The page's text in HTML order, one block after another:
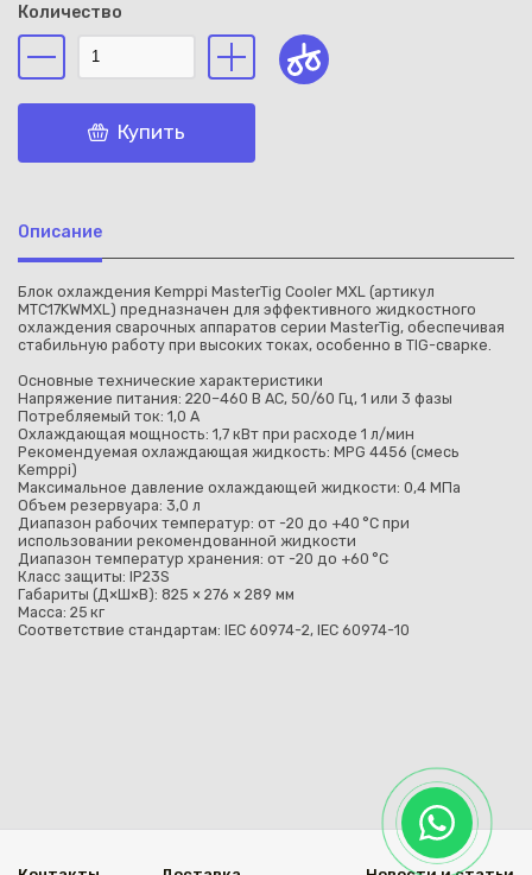
Количество
Купить
Описание
Блок охлаждения Kemppi MasterTig Cooler MXL (артикул
MTC17KWMXL) предназначен для эффективного жидкостного
охлаждения сварочных аппаратов серии MasterTig, обеспечивая
стабильную работу при высоких токах, особенно в TIG-сварке.
Основные технические характеристики
Напряжение питания: 220–460 В AC, 50/60 Гц, 1 или 3 фазы
Потребляемый ток: 1,0 А
Охлаждающая мощность: 1,7 кВт при расходе 1 л/мин
Рекомендуемая охлаждающая жидкость: MPG 4456 (смесь
Kemppi)
Максимальное давление охлаждающей жидкости: 0,4 МПа
Объем резервуара: 3,0 л
Диапазон рабочих температур: от -20 до +40 °C при
использовании рекомендованной жидкости
Диапазон температур хранения: от -20 до +60 °C
Класс защиты: IP23S
Габариты (Д×Ш×В): 825 × 276 × 289 мм
Масса: 25 кг
Соответствие стандартам: IEC 60974-2, IEC 60974-10